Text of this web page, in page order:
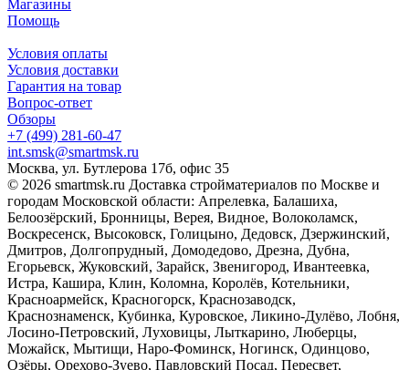
Магазины
Помощь
Условия оплаты
Условия доставки
Гарантия на товар
Вопрос-ответ
Обзоры
+7 (499) 281-60-47
int.smsk@smartmsk.ru
Москва, ул. Бутлерова 17б, офис 35
© 2026 smartmsk.ru Доставка стройматериалов по Москве и
городам Московской области: Апрелевка, Балашиха,
Белоозёрский, Бронницы, Верея, Видное, Волоколамск,
Воскресенск, Высоковск, Голицыно, Дедовск, Дзержинский,
Дмитров, Долгопрудный, Домодедово, Дрезна, Дубна,
Егорьевск, Жуковский, Зарайск, Звенигород, Ивантеевка,
Истра, Кашира, Клин, Коломна, Королёв, Котельники,
Красноармейск, Красногорск, Краснозаводск,
Краснознаменск, Кубинка, Куровское, Ликино-Дулёво, Лобня,
Лосино-Петровский, Луховицы, Лыткарино, Люберцы,
Можайск, Мытищи, Наро-Фоминск, Ногинск, Одинцово,
Озёры, Орехово-Зуево, Павловский Посад, Пересвет,